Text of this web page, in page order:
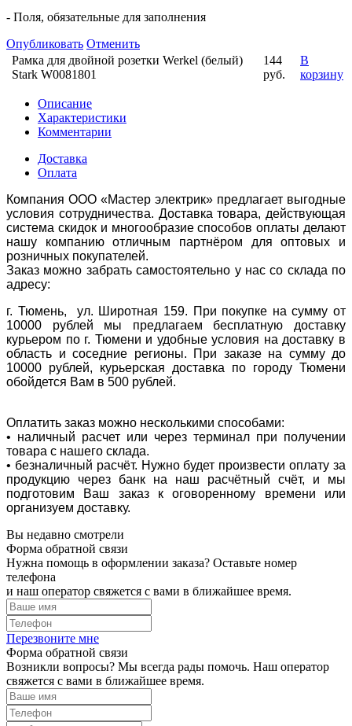
- Поля, обязательные для заполнения
Опубликовать Отменить
Рамка для двойной розетки Werkel (белый)
Stark W0081801
144
руб.
В
корзину
Описание
Характеристики
Комментарии
Доставка
Оплата
Компания ООО «Мастер электрик» предлагает выгодные
условия сотрудничества. Доставка товара, действующая
система скидок и многообразие способов оплаты делают
нашу компанию отличным партнёром для оптовых и
розничных покупателей.
Заказ можно забрать самостоятельно у нас со склада по
адресу:
г. Тюмень, ул. Широтная 159. При покупке на сумму от
10000 рублей мы предлагаем бесплатную доставку
курьером по г. Тюмени и удобные условия на доставку в
область и соседние регионы. При заказе на сумму до
10000 рублей, курьерская доставка по городу Тюмени
обойдется Вам в 500 рублей.
Оплатить заказ можно несколькими способами:
• наличный расчет или через терминал при получении
товара с нашего склада.
• безналичный расчёт. Нужно будет произвести оплату за
продукцию через банк на наш расчётный счёт, и мы
подготовим Ваш заказ к оговоренному времени или
организуем доставку.
Вы недавно смотрели
Форма обратной связи
Нужна помощь в оформлении заказа? Оставьте номер
телефона
и наш оператор свяжется с вами в ближайшее время.
Перезвоните мне
Форма обратной связи
Возникли вопросы? Мы всегда рады помочь. Наш оператор
свяжется с вами в ближайшее время.